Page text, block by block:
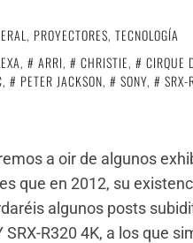
, PROYECTORES, TECNOLOGÍA
, ARRI, CHRISTIE, CIRQUE
, PETER JACKSON, SONY,
a oir de algunos
que en 2012, su
algunos posts
SRX-R320 4K, a los que